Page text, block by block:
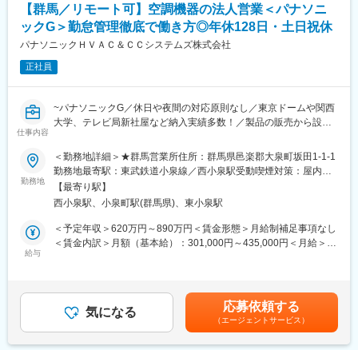
・夜勤もなく働きやすい環境◎
変更の範囲：会社の定める業務
■1日の流れ（イメージ）
09：00 出社（メールチェックや見積書の作成及び提出。）
10：00 電話対応（お客様からの問い合わせに対応します。ま
た、協力会社から連絡をもらい、技術的な相談を受けることもあ
機器の特異現象などの共有や、今後の予定などを共有します。）
15：00 お客様先に伺い、整備作業などの打ち合わせ（ 協力会社
18：00 帰社・社内業務（メールチェックや売上処理など。）
19：00 退社
■働く社員のインタビュー記事
【1秒でも速く現場に駆けつけられる体制をつくり上げていく。】
https://commercial-equipment-
systems.jpn.panasonic.com/recruit/person/08/
や商業施設の空調機器、太陽光発電システムまで多岐渡る商材を
扱う中で、販売から設置、購入後のメンテナンスまで全てを自社
で一貫して行い、得られたデータをシステムに還元する事で、顧
【群馬／リモート可】空調機器の法人営業＜パナソニ
ックG＞勤怠管理徹底で働き方◎年休128日・土日祝休
パナソニックＨＶＡＣ＆ＣＣシステムズ株式会社
正社員
仕事内容
~パナソニックG／休日や夜間の対応原則なし／東京ドームや関西
大学、テレビ局新社屋など納入実績多数！／製品の販売から設
■担当業務：
（1）空調機器の物販営業
（2）設計事務所へのスペックイン営業、サブコン/エネルギー会
社への物件営業
（3）ゼネコンへの階層営業とスペックイン営業
（4）パナソニックグループの互恵関係を活用した施主営業、指名
獲得営業
■担当業務詳細：
・営業業務に付随する、見積りや、価格交渉、取引申請などの各
勤務地
＜勤務地詳細＞★群馬営業所住所：群馬県邑楽郡大泉町坂田1-1-1
勤務地最寄駅：東武鉄道小泉線／西小泉駅受動喫煙対策：屋内全
面禁煙
【最寄り駅】
西小泉駅、小泉町駅(群馬県)、東小泉駅
給与
＜予定年収＞620万円～890万円＜賃金形態＞月給制補足事項なし
＜賃金内訳＞月額（基本給）：301,000円～435,000円＜月給＞
定）、家族手当、職務関連手当、時間外手当、休日出勤手当、深
夜勤務手当、など賃金はあくまでも目安の金額であり、選考を通
じて上下する可能性があります。月給(月額)は固定手当を含めた表
記です。
気になる 応募依頼する
（エージェントサービス）